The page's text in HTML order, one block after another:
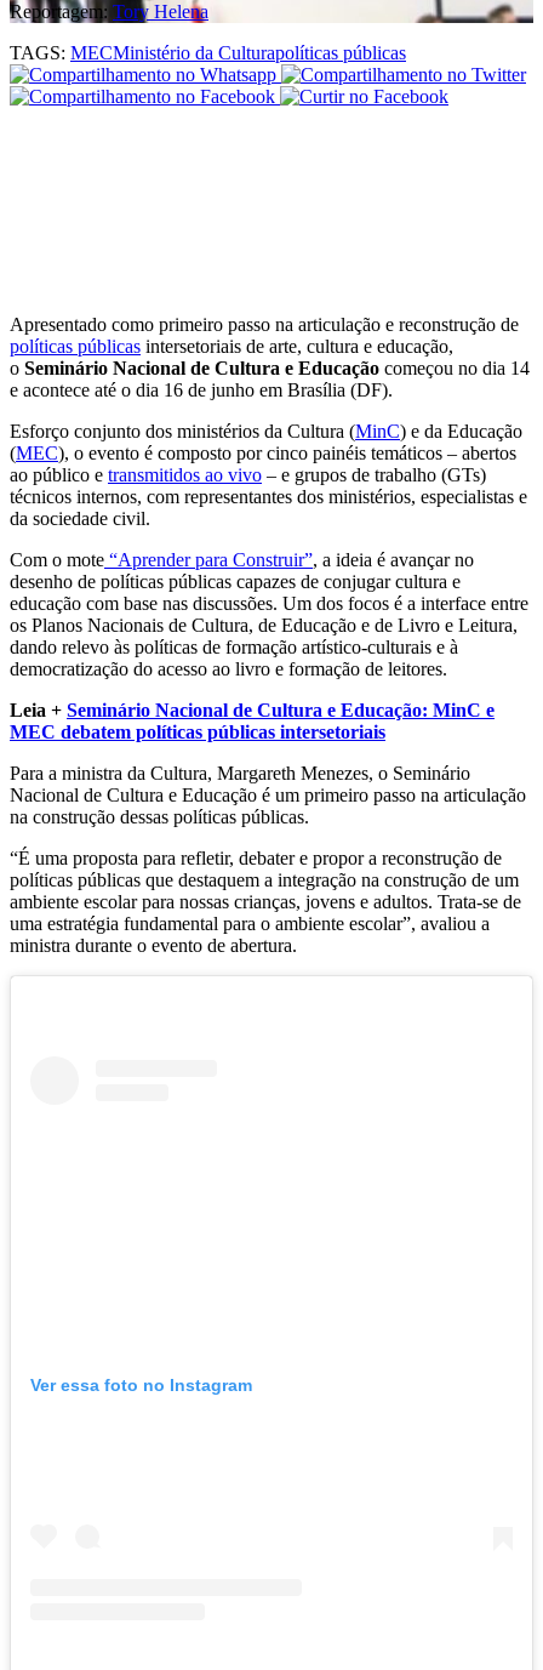
Reportagem: Tory Helena
TAGS: MECMinistério da Culturapolíticas públicas
Apresentado como primeiro passo na articulação e reconstrução de
políticas públicas intersetoriais de arte, cultura e educação,
o Seminário Nacional de Cultura e Educação começou no dia 14
e acontece até o dia 16 de junho em Brasília (DF).
Esforço conjunto dos ministérios da Cultura (MinC) e da Educação
(MEC), o evento é composto por cinco painéis temáticos – abertos
ao público e transmitidos ao vivo – e grupos de trabalho (GTs)
técnicos internos, com representantes dos ministérios, especialistas e
da sociedade civil.
Com o mote “Aprender para Construir”, a ideia é avançar no
desenho de políticas públicas capazes de conjugar cultura e
educação com base nas discussões. Um dos focos é a interface entre
os Planos Nacionais de Cultura, de Educação e de Livro e Leitura,
dando relevo às políticas de formação artístico-culturais e à
democratização do acesso ao livro e formação de leitores.
Leia + Seminário Nacional de Cultura e Educação: MinC e
MEC debatem políticas públicas intersetoriais
Para a ministra da Cultura, Margareth Menezes, o Seminário
Nacional de Cultura e Educação é um primeiro passo na articulação
na construção dessas políticas públicas.
“É uma proposta para refletir, debater e propor a reconstrução de
políticas públicas que destaquem a integração na construção de um
ambiente escolar para nossas crianças, jovens e adultos. Trata-se de
uma estratégia fundamental para o ambiente escolar”, avaliou a
ministra durante o evento de abertura.
Ver essa foto no Instagram